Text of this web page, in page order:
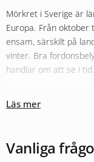
Mörkret i Sverige är
Europa. Från oktober
ensam, särskilt på
vinter. Bra
handlar om att se i tid.
konvertering
för
sträckor i mörker
Läs mer
Vanliga